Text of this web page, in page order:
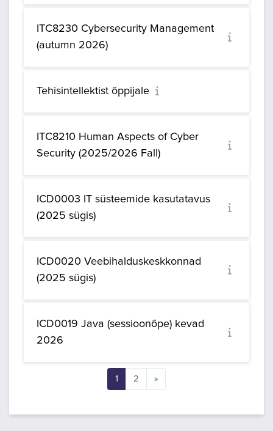
ITC8230 Cybersecurity Management
(autumn 2026)
Tehisintellektist õppijale
ITC8210 Human Aspects of Cyber
Security (2025/2026 Fall)
ICD0003 IT süsteemide kasutatavus
(2025 sügis)
ICD0020 Veebihalduskeskkonnad
(2025 sügis)
ICD0019 Java (sessioonõpe) kevad
2026
1 Lehekülg 1
2 Lehekülg 2
»Järgmine lehekülg